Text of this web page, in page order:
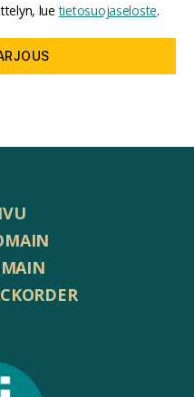
luetietosuojaseloste.